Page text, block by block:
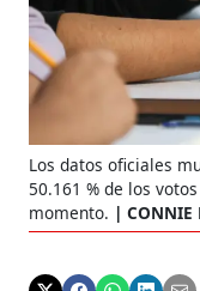
Los datos oficiales
50.161 % de los
momento.
CONNIE